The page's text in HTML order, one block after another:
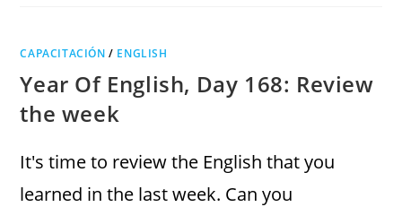
CAPACITACIÓN / ENGLISH
Year Of English, Day 168: Review
the week
It's time to review the English that you
learned in the last week. Can you